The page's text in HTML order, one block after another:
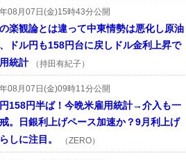
08月07日(金)15時43分公開
楽観論とは違って中東情勢は悪化し原油
ドル円も158円台に戻しドル金利上昇で
統計
（持田有紀子）
08月07日(金)09時11分公開
円158円半ば！今晩米雇用統計→介入も一
。日銀利上げペース加速か？9月利上げ
しに注目。
（ZERO）